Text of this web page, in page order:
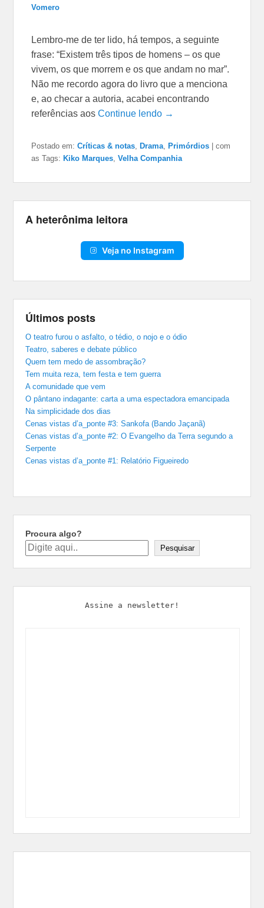
Vomero
Lembro-me de ter lido, há tempos, a seguinte
frase: “Existem três tipos de homens – os que
vivem, os que morrem e os que andam no mar”.
Não me recordo agora do livro que a menciona
e, ao checar a autoria, acabei encontrando
referências aosContinue lendo →
Postado em: Críticas & notas ,Drama ,Primórdios |com
as Tags: Kiko Marques ,Velha Companhia
A heterônima leitora
Veja no Instagram
Últimos posts
O teatro furou o asfalto, o tédio, o nojo e o ódio
Teatro, saberes e debate público
Quem tem medo de assombração?
Tem muita reza, tem festa e tem guerra
A comunidade que vem
O pântano indagante: carta a uma espectadora emancipada
Na simplicidade dos dias
Cenas vistas d’a_ponte #3: Sankofa (Bando Jaçanã)
Cenas vistas d’a_ponte #2: O Evangelho da Terra segundo a
Serpente
Cenas vistas d’a_ponte #1: Relatório Figueiredo
Procura algo?
Pesquisar
Assine a newsletter!